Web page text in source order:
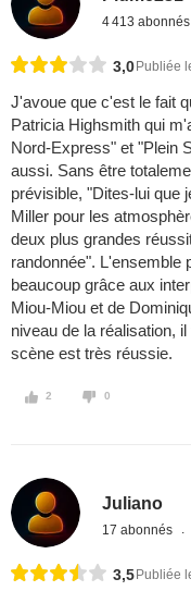
4 413 abonnés
3,0 Publiée
J'avoue que c'est le fait
Patricia Highsmith qui
Nord-Express" et "Plein
aussi. Sans être
prévisible, "Dites-lui que
Miller pour les
deux plus grandes
randonnée". L'ensemble
beaucoup grâce aux
Miou-Miou et de
niveau de la réalisation,
scène est très réussie.
2 0
Juliano
17 abonnés
3,5 Publiée